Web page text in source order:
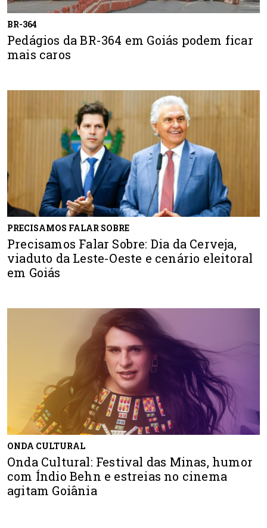
BR-364
Pedágios da BR-364 em Goiás podem ficar
mais caros
PRECISAMOS FALAR SOBRE
Precisamos Falar Sobre: Dia da Cerveja,
viaduto da Leste-Oeste e cenário eleitoral
em Goiás
ONDA CULTURAL
Onda Cultural: Festival das Minas, humor
com Índio Behn e estreias no cinema
agitam Goiânia